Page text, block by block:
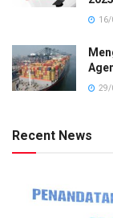
16/
29/
Recent News